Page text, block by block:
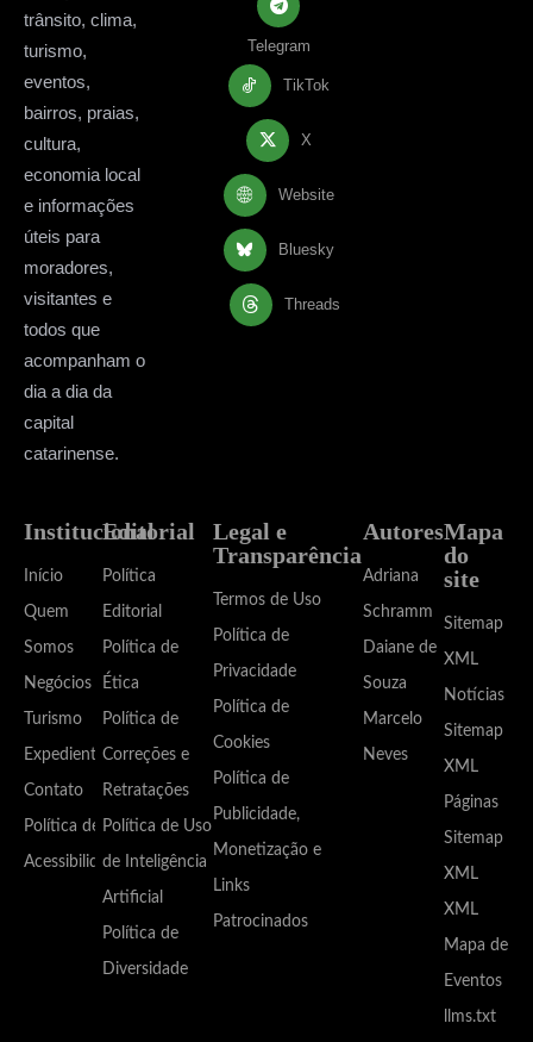
trânsito, clima,
turismo,
eventos,
bairros, praias,
cultura,
economia local
e informações
úteis para
moradores,
visitantes e
todos que
acompanham o
dia a dia da
capital
catarinense.
Telegram
TikTok
X
Website
Bluesky
Threads
Institucional
Início
Quem
Somos
Negócios
Turismo
Expediente
Contato
Política de
Acessibilidade
Editorial
Política
Editorial
Política de
Ética
Política de
Correções e
Retratações
Política de Uso
de Inteligência
Artificial
Política de
Diversidade
Legal e
Transparência
Termos de Uso
Política de
Privacidade
Política de
Cookies
Política de
Publicidade,
Monetização e
Links
Patrocinados
Autores
Adriana
Schramm
Daiane de
Souza
Marcelo
Neves
Mapa
do
site
Sitemap
XML
Notícias
Sitemap
XML
Páginas
Sitemap
XML
XML
Mapa de
Eventos
llms.txt